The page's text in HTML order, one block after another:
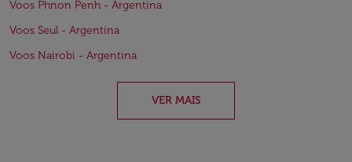
Voos Phnon Penh - Argentina
Voos Seul - Argentina
Voos Nairobi - Argentina
VER MAIS